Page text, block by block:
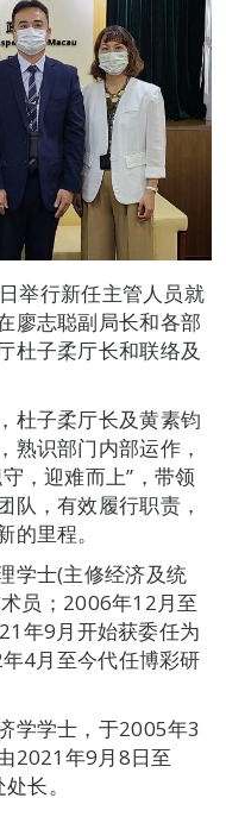
举行新任主管人员就
廖志聪副局长和各部
杜子柔厅长和联络及
杜子柔厅长及黄素钧
熟识部门内部运作，
，迎难而上”，带领
队，有效履行职责，
里程。
学士(主修经济及统
员；2006年12月至
年9月开始获委任为
4月至今代任博彩研
学学士，于2005年3
2021年9月8日至
长。